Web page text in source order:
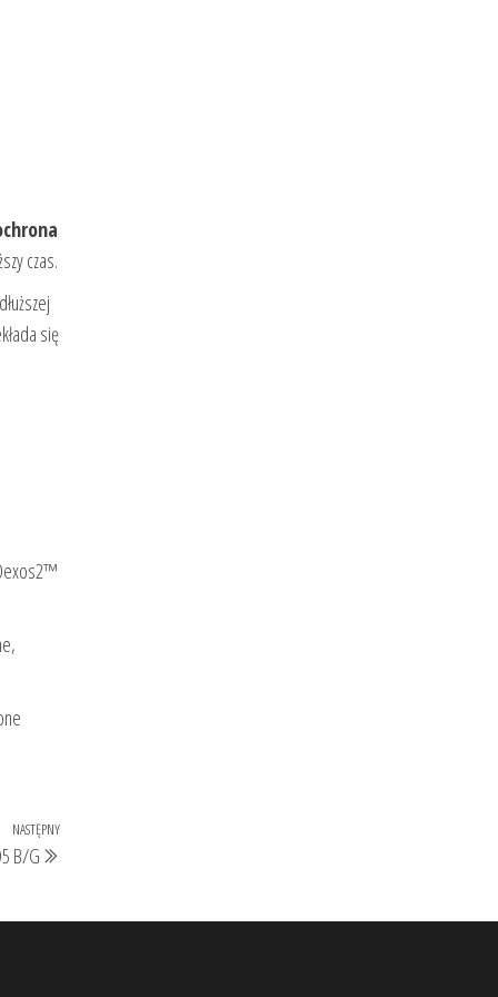
czas.
się
Następny
NASTĘPNY
B/G